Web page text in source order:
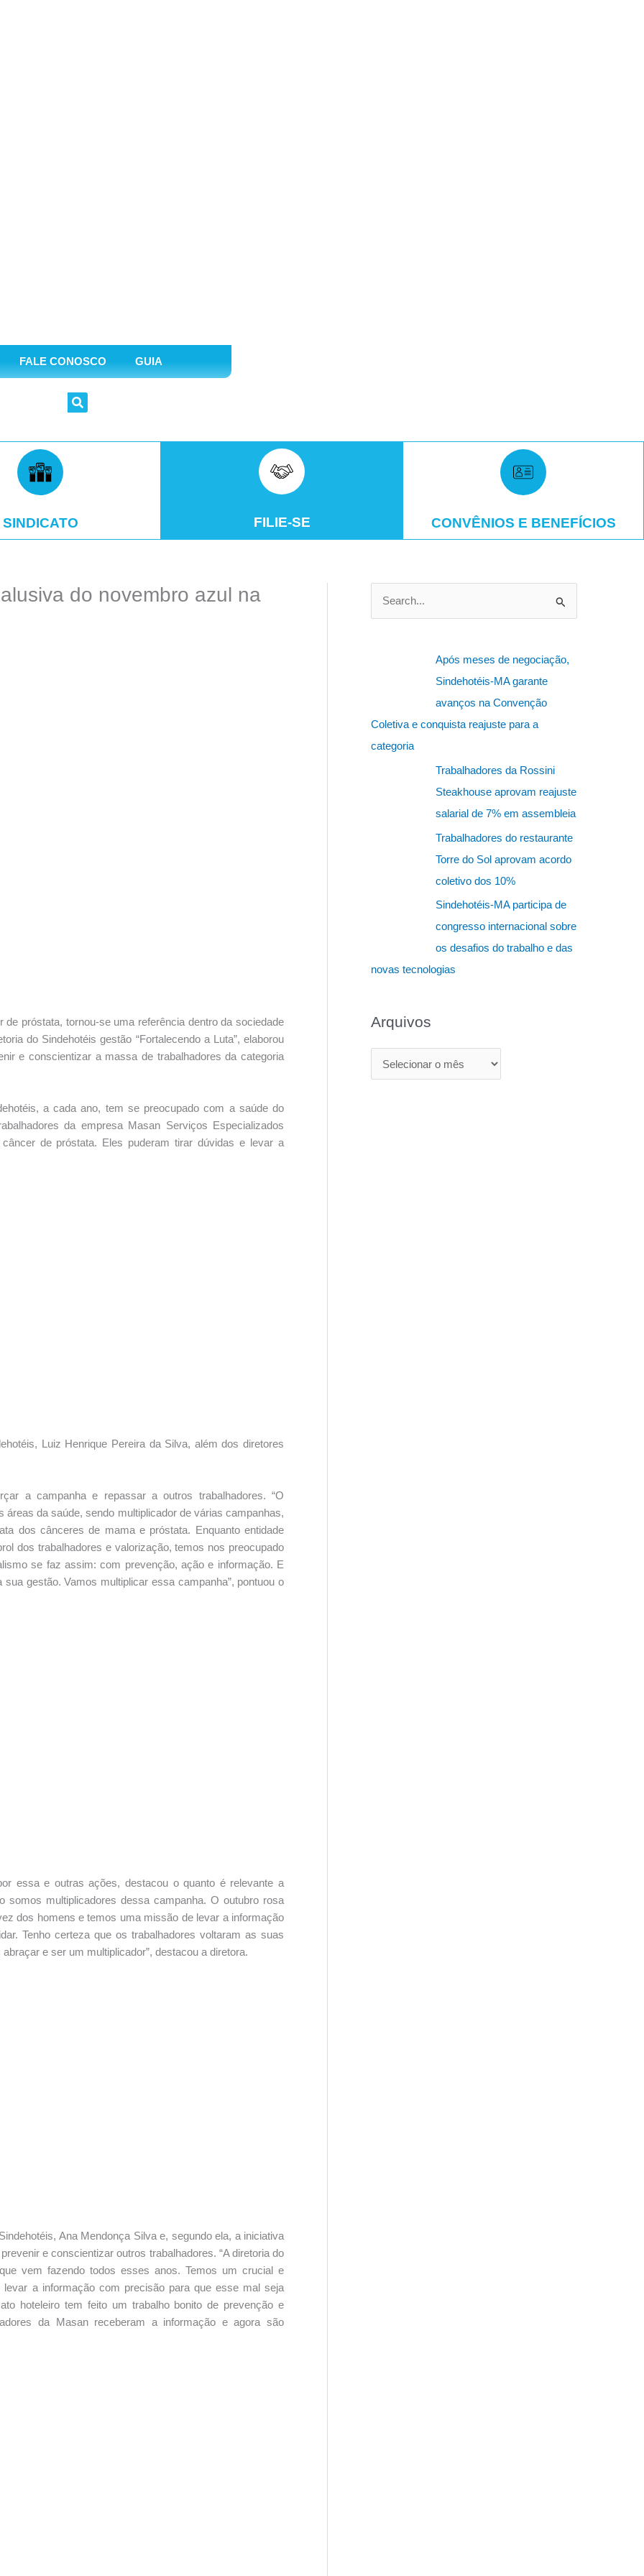
FALE CONOSCO GUIA
SINDICATO FILIE-SE CONVÊNIOS E BENEFÍCIOS
do novembro azul na
próstata, tornou-se uma referência dentro da sociedade
do Sindehotéis gestão “Fortalecendo a Luta”, elaborou
e conscientizar a massa de trabalhadores da categoria
a cada ano, tem se preocupado com a saúde do
da empresa Masan Serviços Especializados
de próstata. Eles puderam tirar dúvidas e levar a
Luiz Henrique Pereira da Silva, além dos diretores
a campanha e repassar a outros trabalhadores. “O
da saúde, sendo multiplicador de várias campanhas,
dos cânceres de mama e próstata. Enquanto entidade
dos trabalhadores e valorização, temos nos preocupado
se faz assim: com prevenção, ação e informação. E
gestão. Vamos multiplicar essa campanha”, pontuou o
essa e outras ações, destacou o quanto é relevante a
somos multiplicadores dessa campanha. O outubro rosa
dos homens e temos uma missão de levar a informação
Tenho certeza que os trabalhadores voltaram as suas
e ser um multiplicador”, destacou a diretora.
Ana Mendonça Silva e, segundo ela, a iniciativa
e conscientizar outros trabalhadores. “A diretoria do
vem fazendo todos esses anos. Temos um crucial e
a informação com precisão para que esse mal seja
hoteleiro tem feito um trabalho bonito de prevenção e
da Masan receberam a informação e agora são
Após meses de negociação,
Sindehotéis-MA garante
avanços na Convenção
Coletiva e conquista reajuste para a
categoria
Trabalhadores da Rossini
Steakhouse aprovam reajuste
salarial de 7% em assembleia
Trabalhadores do restaurante
Torre do Sol aprovam acordo
coletivo dos 10%
Sindehotéis-MA participa de
congresso internacional sobre
os desafios do trabalho e das
novas tecnologias
Arquivos